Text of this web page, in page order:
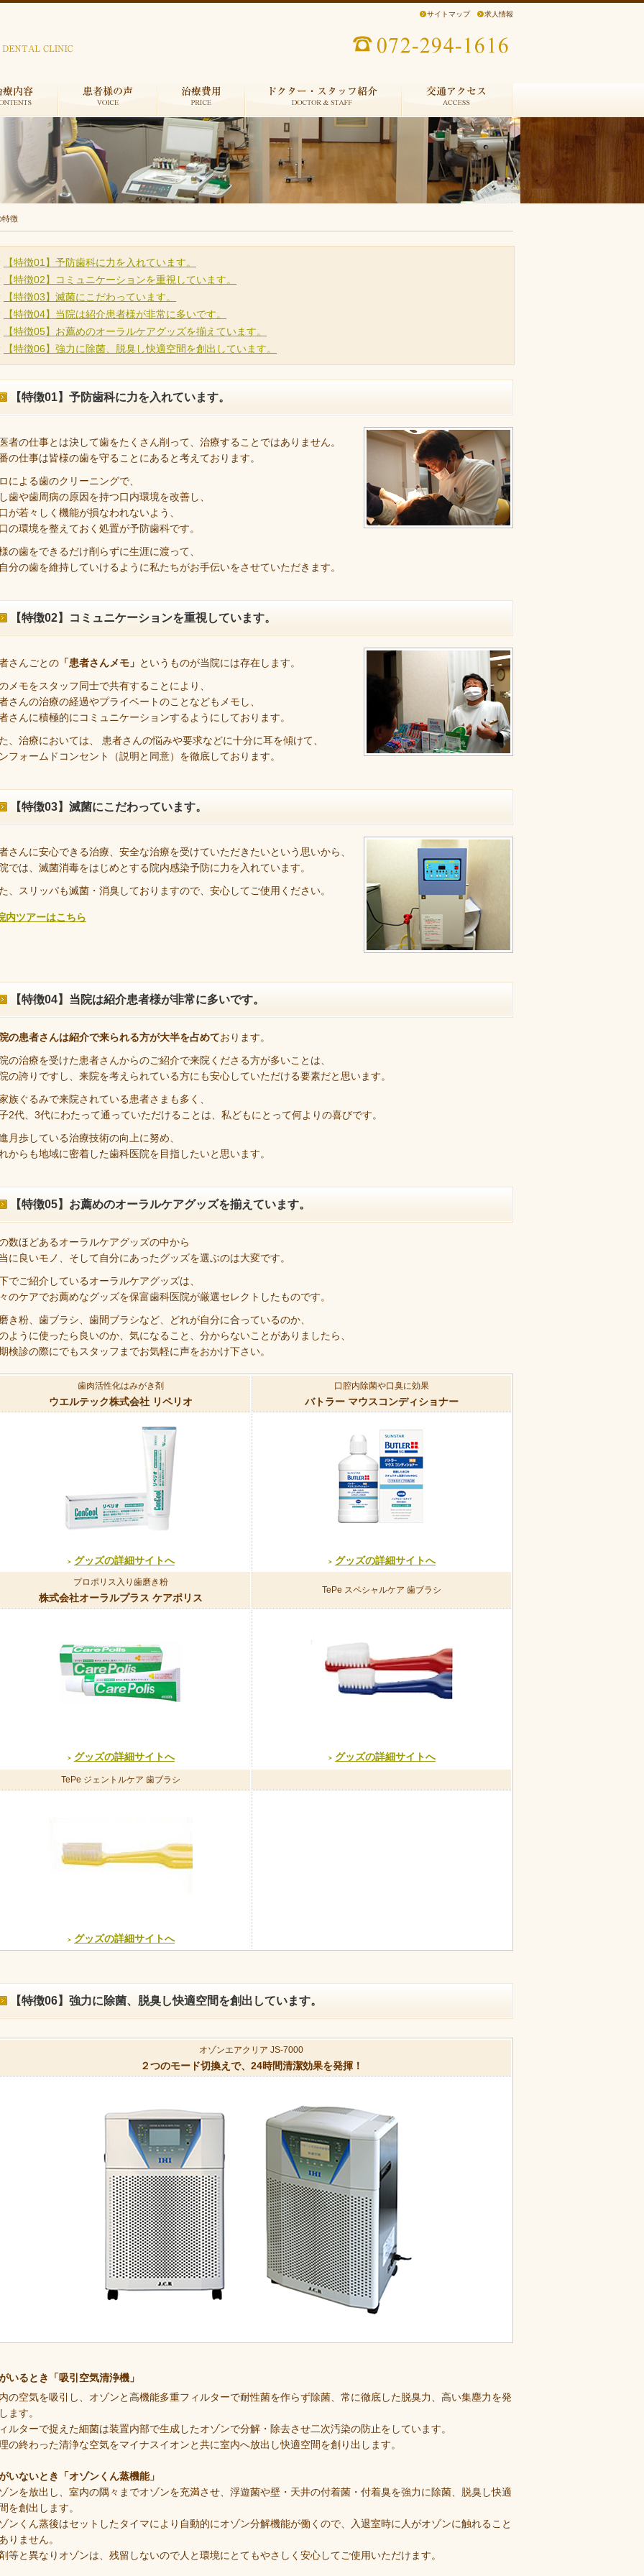
サイトマップ 求人情報
特徴
【特徴01】予防歯科に力を入れています。
【特徴02】コミュニケーションを重視しています。
【特徴03】滅菌にこだわっています。
【特徴04】当院は紹介患者様が非常に多いです。
【特徴05】お薦めのオーラルケアグッズを揃えています。
【特徴06】強力に除菌、脱臭し快適空間を創出しています。
【特徴01】予防歯科に力を入れています。
者の仕事とは決して歯をたくさん削って、治療することではありません。
の仕事は皆様の歯を守ることにあると考えております。
による歯のクリーニングで、
歯や歯周病の原因を持つ口内環境を改善し、
が若々しく機能が損なわれないよう、
の環境を整えておく処置が予防歯科です。
の歯をできるだけ削らずに生涯に渡って、
分の歯を維持していけるように私たちがお手伝いをさせていただきます。
【特徴02】コミュニケーションを重視しています。
さんごとの 「患者さんメモ」 というものが当院には存在します。
メモをスタッフ同士で共有することにより、
さんの治療の経過やプライベートのことなどもメモし、
さんに積極的にコミュニケーションするようにしております。
、治療においては、 患者さんの悩みや要求などに十分に耳を傾けて、
フォームドコンセント（説明と同意）を徹底しております。
【特徴03】滅菌にこだわっています。
さんに安心できる治療、安全な治療を受けていただきたいという思いから、
では、滅菌消毒をはじめとする院内感染予防に力を入れています。
、スリッパも滅菌・消臭しておりますので、安心してご使用ください。
内ツアーはこちら
【特徴04】当院は紹介患者様が非常に多いです。
の患者さんは紹介で来られる方が大半を占めております。
の治療を受けた患者さんからのご紹介で来院くださる方が多いことは、
の誇りですし、来院を考えられている方にも安心していただける要素だと思います。
族ぐるみで来院されている患者さまも多く、
2代、3代にわたって通っていただけることは、私どもにとって何よりの喜びです。
月歩している治療技術の向上に努め、
からも地域に密着した歯科医院を目指したいと思います。
【特徴05】お薦めのオーラルケアグッズを揃えています。
数ほどあるオーラルケアグッズの中から
に良いモノ、そして自分にあったグッズを選ぶのは大変です。
でご紹介しているオーラルケアグッズは、
のケアでお薦めなグッズを保富歯科医院が厳選セレクトしたものです。
き粉、歯ブラシ、歯間ブラシなど、どれが自分に合っているのか、
ように使ったら良いのか、気になること、分からないことがありましたら、
検診の際にでもスタッフまでお気軽に声をおかけ下さい。
歯肉活性化はみがき剤
ウエルテック株式会社 リペリオ
口腔内除菌や口臭に効果
バトラー マウスコンディショナー
グッズの詳細サイトへ グッズの詳細サイトへ
プロポリス入り歯磨き粉
株式会社オーラルプラス ケアポリス
TePe スペシャルケア 歯ブラシ
グッズの詳細サイトへ グッズの詳細サイトへ
TePe ジェントルケア 歯ブラシ
グッズの詳細サイトへ
【特徴06】強力に除菌、脱臭し快適空間を創出しています。
オゾンエアクリア JS-7000
２つのモード切換えで、24時間清潔効果を発揮！
いるとき「吸引空気清浄機」
の空気を吸引し、オゾンと高機能多重フィルターで耐性菌を作らず除菌、常に徹底した脱臭力、高い集塵力を発
ます。
ルターで捉えた細菌は装置内部で生成したオゾンで分解・除去させ二次汚染の防止をしています。
の終わった清浄な空気をマイナスイオンと共に室内へ放出し快適空間を創り出します。
いないとき「オゾンくん蒸機能」
ンを放出し、室内の隅々までオゾンを充満させ、浮遊菌や壁・天井の付着菌・付着臭を強力に除菌、脱臭し快適
を創出します。
ンくん蒸後はセットしたタイマにより自動的にオゾン分解機能が働くので、入退室時に人がオゾンに触れること
りません。
等と異なりオゾンは、残留しないので人と環境にとてもやさしく安心してご使用いただけます。